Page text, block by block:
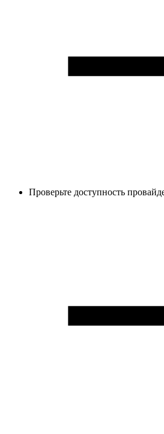
Проверьте доступность